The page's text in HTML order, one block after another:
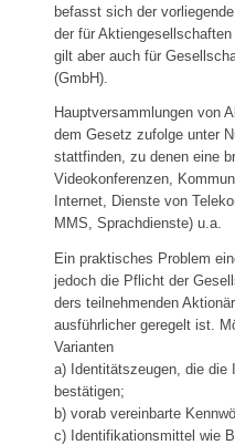
befasst sich der
der für
gilt aber auch für
(GmbH).
Hauptversammlungen von
dem Gesetz zufolge unter
stattfinden, zu denen eine
Videokonferenzen,
Internet, Dienste von
MMS, Sprachdienste) u.a.
Ein praktisches Problem
jedoch die Pflicht der
ders teilnehmenden
ausführlicher geregelt ist.
Varianten
a) Identitätszeugen, die die
bestätigen;
b) vorab vereinbarte
c) Identifikationsmittel wie